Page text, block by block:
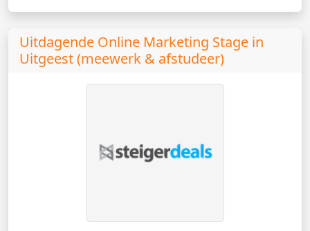
Uitdagende Online Marketing Stage in
Uitgeest (meewerk & afstudeer)